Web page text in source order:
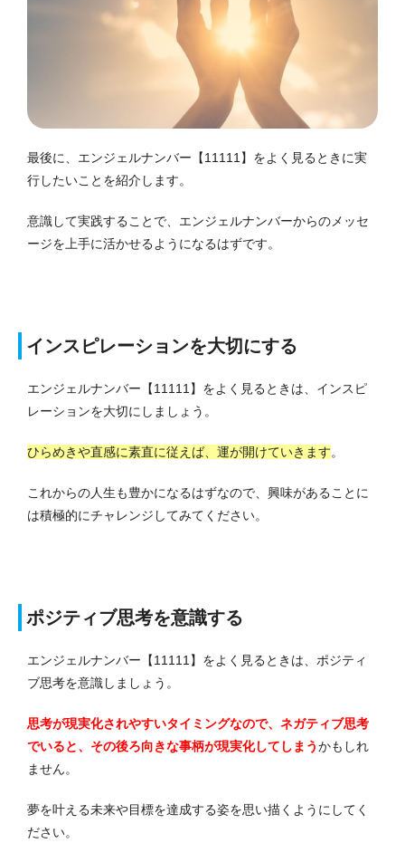
最後に、エンジェルナンバー【11111】をよく見るときに実
行したいことを紹介します。
意識して実践することで、エンジェルナンバーからのメッセ
ージを上手に活かせるようになるはずです。
インスピレーションを大切にする
エンジェルナンバー【11111】をよく見るときは、インスピ
レーションを大切にしましょう。
ひらめきや直感に素直に従えば、運が開けていきます。
これからの人生も豊かになるはずなので、興味があることに
は積極的にチャレンジしてみてください。
ポジティブ思考を意識する
エンジェルナンバー【11111】をよく見るときは、ポジティ
ブ思考を意識しましょう。
思考が現実化されやすいタイミングなので、ネガティブ思考
でいると、その後ろ向きな事柄が現実化してしまうかもしれ
ません。
夢を叶える未来や目標を達成する姿を思い描くようにしてく
ださい。